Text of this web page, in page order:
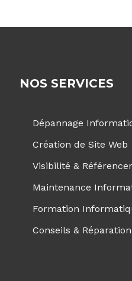
NOS SERVICES
Dépannage
Création de Site Web
Visibilité &
Maintenance
Formation
Conseils & Réparation